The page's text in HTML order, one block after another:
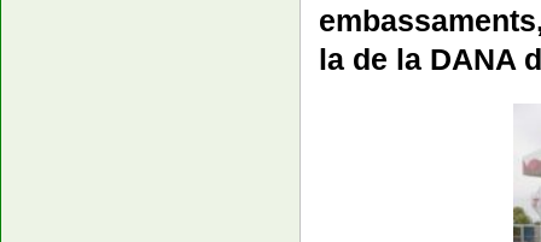
la de la DANA